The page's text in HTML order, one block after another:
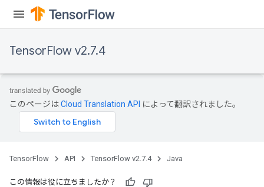
TensorFlow v2.7.4
このページはCloud Translation API によって翻訳されました。
TensorFlow API TensorFlow v2.7.4 Java
この情報は役に立ちましたか？